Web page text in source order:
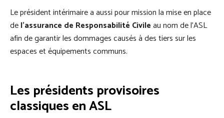
Le président intérimaire a aussi pour mission la mise en place
del’assurance de Responsabilité Civileau nom de l’ASL
afin de garantir les dommages causés à des tiers sur les
espaces et équipements communs.
Les présidents provisoires
classiques en ASL